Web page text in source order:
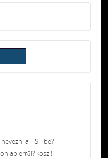
a HST-be?
erről? köszi!